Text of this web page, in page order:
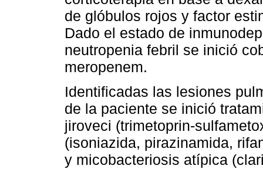
de glóbulos rojos y factor
Dado el estado de
neutropenia febril se inició
meropenem.
Identificadas las lesiones
de la paciente se inició
jiroveci (trimetoprin-
(isoniazida, pirazinamida,
y micobacteriosis atípica